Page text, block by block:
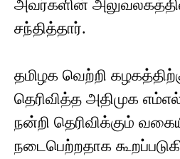
அவர்களின்
சந்தித்தார்.
தமிழக வெற்றி
தெரிவித்த அதிமுக
நன்றி தெரிவிக்கும்
நடைபெற்றதாக